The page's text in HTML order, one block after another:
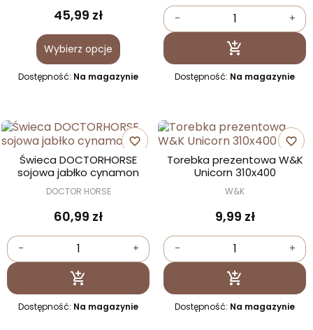
45,99 zł
Wybierz opcje
Dostępność: Na magazynie
- +
 Dodaj do
Dostępność: Na magazynie
favorite_border
Świeca DOCTORHORSE
sojowa jabłko cynamon
DOCTOR HORSE
60,99 zł
- +
 Dodaj do koszyka
Dostępność: Na magazynie
favorite_border
Torebka prezentowa W&K
Unicorn 310x400
W&K
9,99 zł
- +
 Dodaj do
Dostępność: Na magazynie